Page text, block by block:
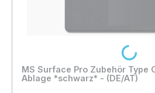
MS Surface Pro Zubehör Type
Ablage *schwarz* - (DE/AT)
Loading...